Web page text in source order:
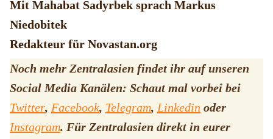
Mit Mahabat Sadyrbek sprach Markus
Niedobitek
Redakteur für Novastan.org
Noch mehr Zentralasien findet ihr auf unseren
Social Media Kanälen: Schaut mal vorbei bei
Twitter, Facebook, Telegram, Linkedin oder
Instagram. Für Zentralasien direkt in eurer